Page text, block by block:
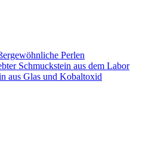
Perlen
Schmuckstein aus dem Labor
aus Glas und Kobaltoxid